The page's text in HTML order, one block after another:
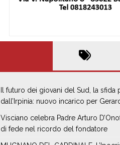
Il futuro dei giovani del Sud, la sfida
dall’Irpinia: nuovo incarico per
Visciano celebra Padre Arturo
di fede nel ricordo del fondatore